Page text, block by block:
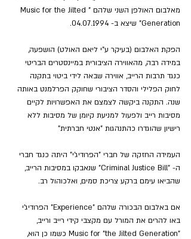
מאלבום האולפן השני שלהם "Music for the Jilted
Generation" שיצא ב- 04.07.1994.
הפקת האלבום (בעיקר ע"י ליאם האולט) הושפעה,
במידה רבה, מהאווירה הציבורית במיינסטרים הבריטי
כנגד תרבות הרייב, אווירה שבאה לידי ביטוי בתקנה
לחוק הפלילי והסדר הציבורי שחוקק הפרלמנט באותה
שנה. התקנה ביקשה לצמצם את האפשרויות לקיים
מסיבות רייב ולפעול למניעת קיומן של מסיבות ללא
רישיון שהוגדרו כהתנהגות "אנטי חברתית"
העמידה החזקה של חברי "הפרודיג'י" היתה כנגד חברי
ה- "Criminal Justice Bill" שנאבקו במסיבות הרייב,
שהביאו עימם ברקע צריכת סמים, ואלכוהול רב.
אם באלבום הבכורה שלהם "Experience" הפרודיג'י
באו להרים את המורל עם מקצבי קידי רייב ורייב,
"Music for "the Jilted Generation כשמו כן הוא,